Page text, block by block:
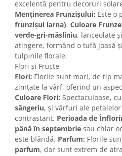
excelentă pentru decoruri
Menținerea Frunzișului: Este o
frunzișul iarna). Culoare
verde-gri-măsliniu, lanceolate
atingere, formând o tufă joasă
tulpinile florale.
Flori și Fructe
Flori: Florile sunt mari, de tip
zimțate la vârf, oferind un
Culoare Flori: Spectaculoase,
sângeriu, și vârfuri ale
contrastant. Perioada de
până în septembrie sau chiar
este blândă. Parfum: Florile
parfum, dar sunt extrem de